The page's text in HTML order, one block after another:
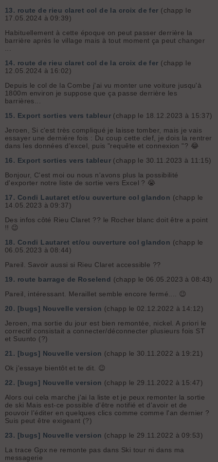
13. route de rieu claret col de la croix de fer (chapp le
17.05.2024 à 09:39)
Habituellement à cette époque on peut passer derrière la
barrière après le village mais à tout moment ça peut changer
14. route de rieu claret col de la croix de fer (chapp le
12.05.2024 à 16:02)
Depuis le col de la Combe j'ai vu monter une voiture jusqu'à
1800m environ je suppose que ça passe derrière les
barrières...
15. Export sorties vers tableur (chapp le 18.12.2023 à 15:37)
Jeroen, Si c'est très compliqué je laisse tomber, mais je vais
essayer une derniére fois : Du coup cette clef, je dois la rentrer
dans les données d'excel, puis "requête et connexion "? 😂
16. Export sorties vers tableur (chapp le 30.11.2023 à 11:15)
Bonjour, C'est moi ou nous n'avons plus la possibilité
d'exporter notre liste de sortie vers Excel ? 😭
17. Condi Lautaret et/ou ouverture col glandon (chapp le
14.05.2023 à 09:37)
Des infos côté Rieu Claret ?? le Rocher blanc doit être a point
!! 😉
18. Condi Lautaret et/ou ouverture col glandon (chapp le
06.05.2023 à 08:44)
Pareil. Savoir aussi si Rieu Claret accessible ??
19. route barrage de Roselend (chapp le 06.05.2023 à 08:43)
Pareil, intéressant. Meraillet semble encore fermé.... 😉
20. [bugs] Nouvelle version (chapp le 02.12.2022 à 14:12)
Jeroen, ma sortie du jour est bien remontée, nickel. A priori le
correctif consistait a connecter/déconnecter plusieurs fois ST
et Suunto (?)
21. [bugs] Nouvelle version (chapp le 30.11.2022 à 19:21)
Ok j'essaye bientôt et te dit. 😉
22. [bugs] Nouvelle version (chapp le 29.11.2022 à 15:47)
Alors oui cela marche j'ai la liste et je peux remonter la sortie
de ski Mais est-ce possible d'être notifié et d'avoir et de
pouvoir l'éditer en quelques clics comme comme l'an dernier ?
Suis peut être exigeant (?)
23. [bugs] Nouvelle version (chapp le 29.11.2022 à 09:53)
La trace Gpx ne remonte pas dans Ski tour ni dans ma
messagerie